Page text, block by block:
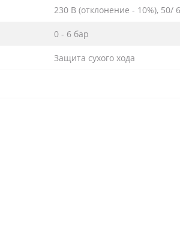
230 В (отклонение - 10%), 50/
0 - 6 бар
Защита сухого хода